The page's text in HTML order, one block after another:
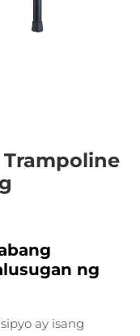
ng
ay isang